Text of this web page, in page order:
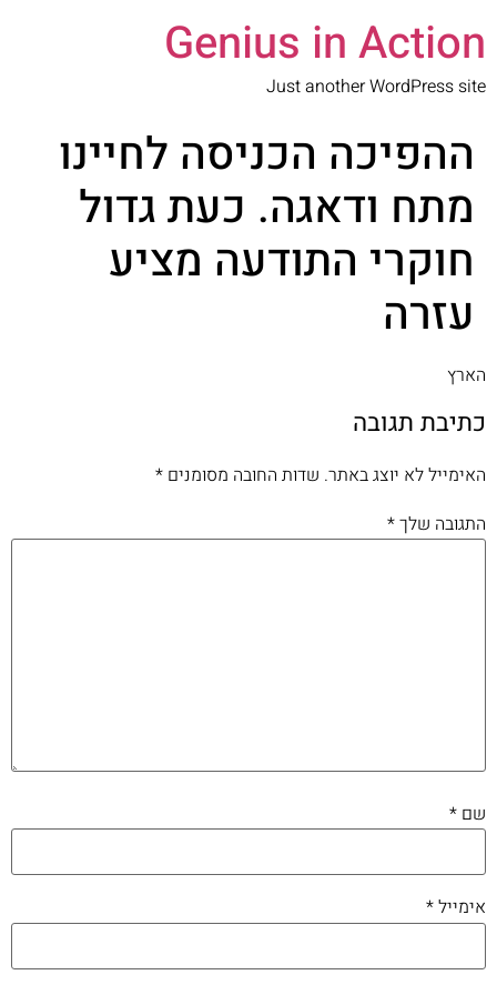
Genius in Action
Just another WordPress site
ההפיכה הכניסה לחיינו
מתח ודאגה. כעת גדול
חוקרי התודעה מציע
עזרה
הארץ
כתיבת תגובה
האימייל לא יוצג באתר. שדות החובה מסומנים *
התגובה שלך*
שם *
אימייל*